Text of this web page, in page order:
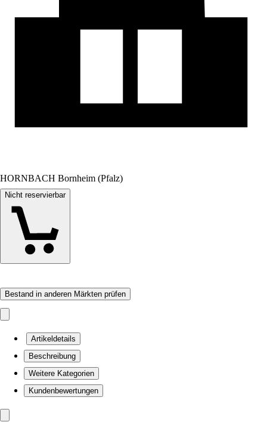
HORNBACH Bornheim (Pfalz)
Nicht reservierbar
Bestand in anderen Märkten prüfen
Artikeldetails
Beschreibung
Weitere Kategorien
Kundenbewertungen